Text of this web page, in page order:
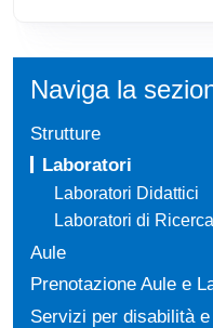
Naviga la
Strutture
Laboratori
Laboratori Didattici
Laboratori di Ricerca
Aule
Prenotazione Aule e
Servizi per disabilità